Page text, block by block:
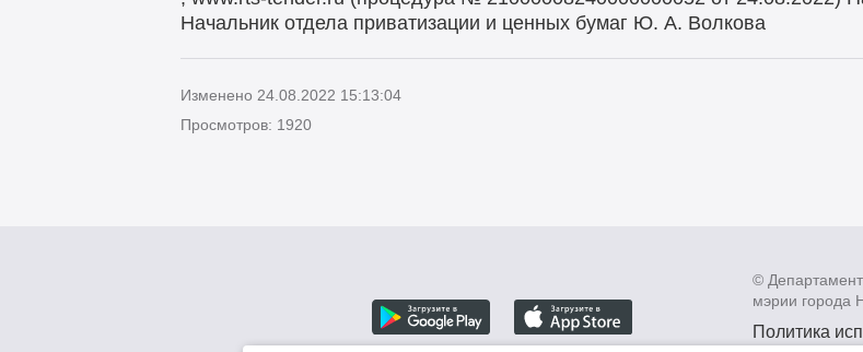
Начальник отдела приватизации и ценных бумаг Ю. А. Волкова
Изменено 24.08.2022 15:13:04
Просмотров: 1920
©
мэрии города
Политика